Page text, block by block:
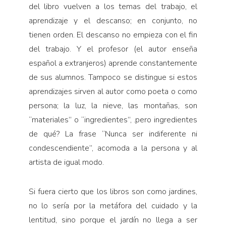
del libro vuelven a los temas del trabajo, el
aprendizaje y el descanso; en conjunto, no
tienen orden. El descanso no empieza con el fin
del trabajo. Y el profesor (el autor enseña
español a extranjeros) aprende constantemente
de sus alumnos. Tampoco se distingue si estos
aprendizajes sirven al autor como poeta o como
persona; la luz, la nieve, las montañas, son
“materiales” o “ingredientes”, .pero ingredientes
de qué? La frase “Nunca ser indiferente ni
condescendiente”, acomoda a la persona y al
artista de igual modo.
Si fuera cierto que los libros son como jardines,
no lo sería por la metáfora del cuidado y la
lentitud, sino porque el jardín no llega a ser